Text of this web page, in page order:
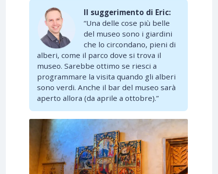
Il suggerimento di Eric:
“Una delle cose più belle
del museo sono i giardini
che lo circondano, pieni di
alberi, come il parco dove si trova il
museo. Sarebbe ottimo se riesci a
programmare la visita quando gli alberi
sono verdi. Anche il bar del museo sarà
aperto allora (da aprile a ottobre).”